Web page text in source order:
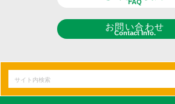
FAQ
お問い合わせ
Contact Info.